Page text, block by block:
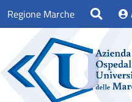
Regione Marche